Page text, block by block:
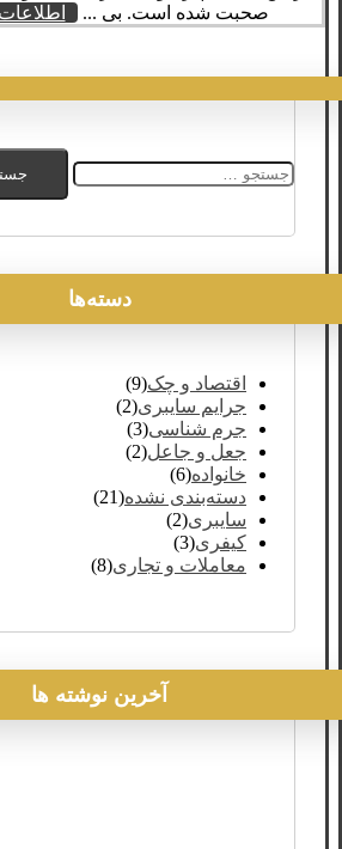
صحبت شده است. بی ...
جستجو
برای:
دسته‌ها
اقتصاد و چک(9)
جرایم سایبری(2)
جرم شناسی(3)
جعل و جاعل(2)
خانواده(6)
دسته‌بندی نشده(21)
سایبری(2)
کیفری(3)
معاملات و تجاری(8)
آخرین نوشته ها